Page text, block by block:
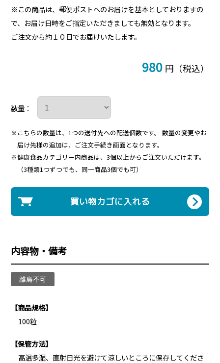
※この商品は、郵便ポストへのお届けを基本としておりますの
で、お届け日時をご指定いただきましても無効となります。
ご注文から約１０日でお届けいたします。
980 円（税込）
数量：
※こちらの数量は、1つの送付先への配送個数です。
数量の変更やお
届け先様の追加は、ご注文手続き画面となります。
※健康食品カテゴリー内商品は、3個以上からご注文いただけます。
（3種類1つずつでも、同一商品3個でも可）
買い物カゴに入れる
内容物・備考
【商品規格】
100粒
【保管方法】
高温多湿、直射日光を避けて涼しいところに保存してくださ